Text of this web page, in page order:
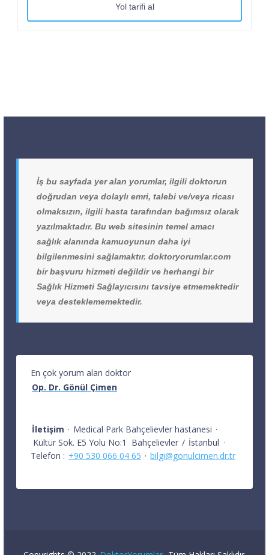
Yol tarifi al
İş bu sayfada yer alan yorumlar, ilgili doktorun
doğrudan veya dolaylı emri, talebi ve/veya ricası
olmaksızın, ilgili hasta tarafından bağımsız olarak
yazılmaktadır. Bu web sitesinin temel amacı
sağlık alanında kamuoyunun daha iyi
bilgilenmesini sağlamaktır. doktoryorumlar.com
bir başvuru hizmeti değildir ve herhangi bir
Sağlık Hizmeti Sağlayıcısını tavsiye etmemektedir
veya desteklememektedir.
En çok yorum alan doktor
Op. Dr. Gönül Çimen
İletişim · Medical Park Bahçelievler hastanesi ·
Kültür Sok. E5 Yolu No:1
Bahçelievler / İstanbul ·
Telefon : +90 530 066 04 65 · bilgi@gonulcimen.dr.tr